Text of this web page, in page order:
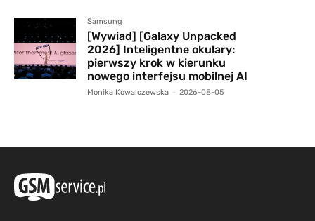
Samsung
[Wywiad] [Galaxy Unpacked
2026] Inteligentne okulary:
pierwszy krok w kierunku
nowego interfejsu mobilnej AI
Monika Kowalczewska - 2026-08-05